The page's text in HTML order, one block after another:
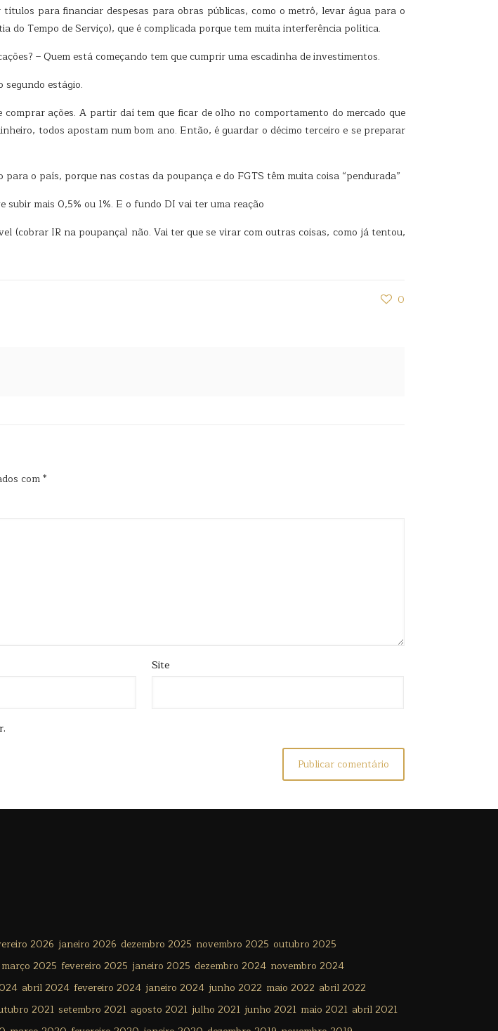
para financiar despesas para obras públicas, como o metrô, levar água para o
do Tempo de Serviço), que é complicada porque tem muita interferência política.
– Quem está começando tem que cumprir uma escadinha de investimentos.
estágio.
ações. A partir daí tem que ficar de olho no comportamento do mercado que
todos apostam num bom ano. Então, é guardar o décimo terceiro e se preparar
o país, porque nas costas da poupança e do FGTS têm muita coisa “pendurada”
subir mais 0,5% ou 1%. E o fundo DI vai ter uma reação
(cobrar IR na poupança) não. Vai ter que se virar com outras coisas, como já tentou,
0
com*
Site
2026 janeiro 2026 dezembro 2025 novembro 2025 outubro 2025
março 2025 fevereiro 2025 janeiro 2025 dezembro 2024 novembro 2024
abril 2024 fevereiro 2024 janeiro 2024 junho 2022 maio 2022 abril 2022
2021 setembro 2021 agosto 2021 julho 2021 junho 2021 maio 2021 abril 2021